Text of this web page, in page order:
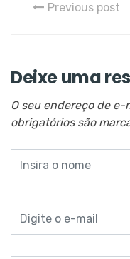
Previous post
Deixe uma
O seu endereço de
obrigatórios são